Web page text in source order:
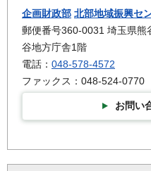
企画財政部 北部地域振興セ
郵便番号360-0031 埼玉県熊
谷地方庁舎1階
電話： 048-578-4572
ファックス：048-524-0770
お問い